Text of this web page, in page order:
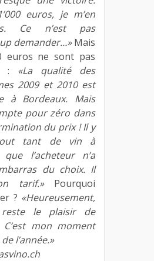
euros, je m’en
Ce n’est pas
demander…»Mais
euros ne sont pas
: «La qualité des
2009 et 2010 est
à Bordeaux. Mais
pour zéro dans
du prix ! Il y
tant de vin à
que l’acheteur n’a
du choix. Il
tarif.»Pourquoi
? «Heureusement,
le plaisir de
C’est mon moment
l’année.»